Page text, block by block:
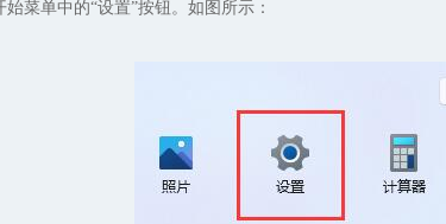
单中的“设置”按钮。如图所示：